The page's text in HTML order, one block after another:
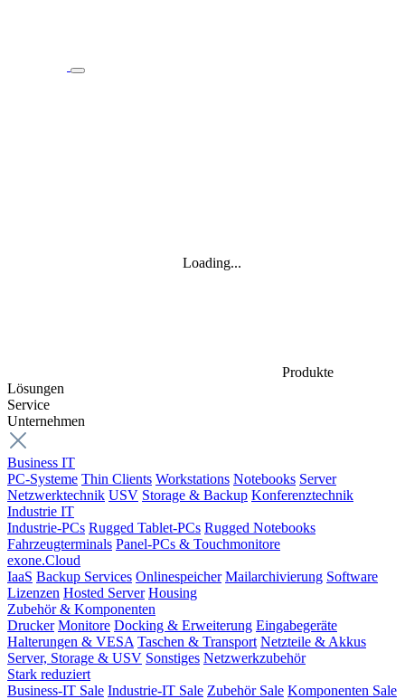
Produkte
Lösungen
Service
Unternehmen
Business IT
PC-Systeme Thin Clients Workstations Notebooks Server
Netzwerktechnik USV Storage & Backup Konferenztechnik
Industrie IT
Industrie-PCs Rugged Tablet-PCs Rugged Notebooks
Fahrzeugterminals Panel-PCs & Touchmonitore
exone.Cloud
IaaS Backup Services Onlinespeicher Mailarchivierung Software
Lizenzen Hosted Server Housing
Zubehör & Komponenten
Drucker Monitore Docking & Erweiterung Eingabegeräte
Halterungen & VESA Taschen & Transport Netzteile & Akkus
Server, Storage & USV Sonstiges Netzwerkzubehör
Stark reduziert
Business-IT Sale Industrie-IT Sale Zubehör Sale Komponenten Sale
Loading...